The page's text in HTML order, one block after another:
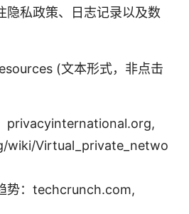
隐私政策、日志记录以及数
(文本形式，非点击
privacyinternational.org,
wiki/Virtual_private_netwo
势：techcrunch.com,